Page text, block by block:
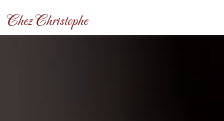
Chez Christophe